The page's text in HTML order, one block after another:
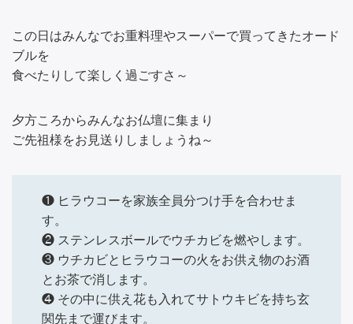
この日はみんなでお重料理やスーパーで買ってきたオード
ブルを
食べたりして楽しく過ごすさ～
夕方ころからみんなお仏壇に集まり
ご先祖様をお見送りしましょうね～
❶ ヒラウコーを家族全員分つけ手を合わせま
す。
❷ ステンレスボールでウチカビを燃やします。
❸ ウチカビとヒラウコーの火をお供え物のお酒
とお茶で消します。
❹ その中に供え花も入れてサトウキビを持ち玄
関先まで運びます。